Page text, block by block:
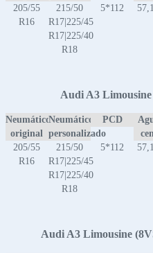
205/55
R16
215/50
R17|225/45
R17|225/40
R18
5*112
Audi A3
Neumático
original
Neumático
personalizado
PCD
205/55
R16
215/50
R17|225/45
R17|225/40
R18
5*112
Audi A3 Limousine